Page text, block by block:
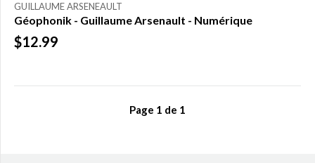
150,00
$ à
$(0)
GUILLAUME ARSENEAULT
Géophonik - Guillaume Arsenault - Numérique
$12.99
Page 1 de 1